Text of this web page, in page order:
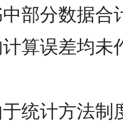
部分数据合
算误差均未
统计方法制